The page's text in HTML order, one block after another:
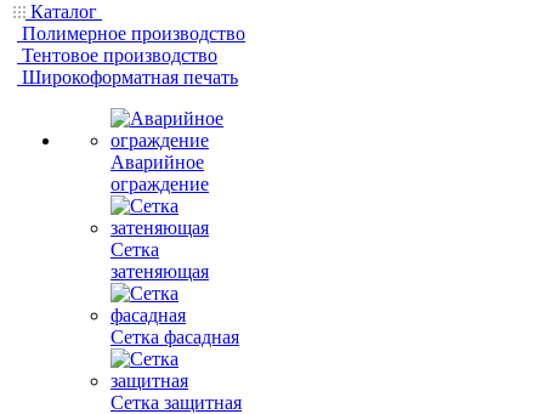
Каталог
Полимерное производство
Тентовое производство
Широкоформатная печать
Аварийное
ограждение
Сетка
затеняющая
Сетка фасадная
Сетка защитная